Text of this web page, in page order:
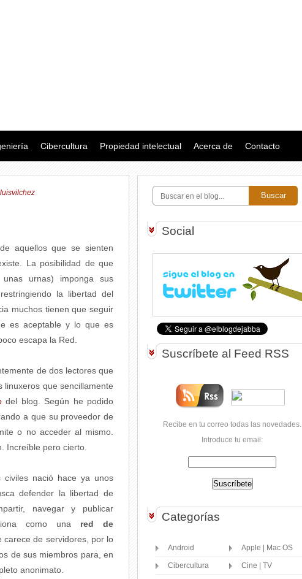
Cibercultura Propiedad intelectual Acerca de Contacto
aquellos que se sienten
La posibilidad de que
urnas) imponga sus
la libertad del
muchos tienen que seguir
es aceptable y lo que es
escapa la Red.
de dos lectores que
linuxeros que sencillamente
del blog. Según he podido
a que su proveedor de
o no acceder al mismo.
Increíble pero cierto.
civiles nació hace ya unos
defender la libertad de
navegar y publicar
como una red de
carece de servidores, por lo
de sus miembros para, en
anonimato.
Buscar
Social
Suscríbete al Feed RSS
Recibe en tu correo todas las novedades.
Introduce tu email:
Categorías
Android Apple | Mac OS
Cibercultura Cine | TV